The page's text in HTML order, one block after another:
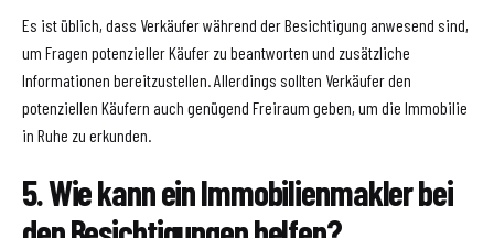
Es ist üblich, dass Verkäufer während der Besichtigung anwesend sind,
um Fragen potenzieller Käufer zu beantworten und zusätzliche
Informationen bereitzustellen. Allerdings sollten Verkäufer den
potenziellen Käufern auch genügend Freiraum geben, um die Immobilie
in Ruhe zu erkunden.
5. Wie kann ein Immobilienmakler bei